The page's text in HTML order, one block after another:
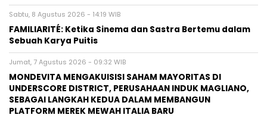
Sabtu, 8 Agustus 2026 - 14:19 WIB
FAMILIARITÉ: Ketika Sinema dan Sastra Bertemu dalam
Sebuah Karya Puitis
Jumat, 7 Agustus 2026 - 09:32 WIB
MONDEVITA MENGAKUISISI SAHAM MAYORITAS DI
UNDERSCORE DISTRICT, PERUSAHAAN INDUK MAGLIANO,
SEBAGAI LANGKAH KEDUA DALAM MEMBANGUN
PLATFORM MEREK MEWAH ITALIA BARU